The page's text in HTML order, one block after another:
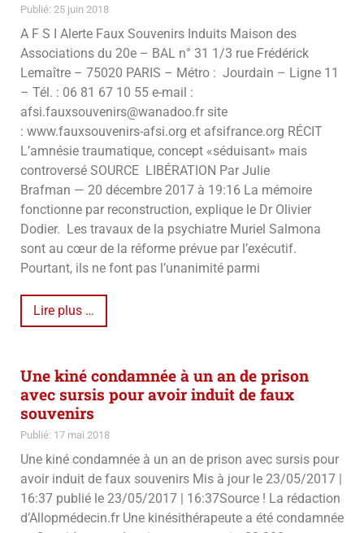
Publié: 25 juin 2018
A F S I Alerte Faux Souvenirs Induits Maison des
Associations du 20e – BAL n° 31 1/3 rue Frédérick
Lemaître – 75020 PARIS – Métro : Jourdain – Ligne 11
– Tél. : 06 81 67 10 55 e-mail :
afsi.fauxsouvenirs@wanadoo.fr site
: www.fauxsouvenirs-afsi.org et afsifrance.org RÉCIT
L’amnésie traumatique, concept «séduisant» mais
controversé SOURCE LIBÉRATION Par Julie
Brafman — 20 décembre 2017 à 19:16 La mémoire
fonctionne par reconstruction, explique le Dr Olivier
Dodier. Les travaux de la psychiatre Muriel Salmona
sont au cœur de la réforme prévue par l’exécutif.
Pourtant, ils ne font pas l’unanimité parmi
Lire plus …
Une kiné condamnée à un an de prison
avec sursis pour avoir induit de faux
souvenirs
Publié: 17 mai 2018
Une kiné condamnée à un an de prison avec sursis pour
avoir induit de faux souvenirs Mis à jour le 23/05/2017 |
16:37 publié le 23/05/2017 | 16:37Source ! La rédaction
d’Allopmédecin.fr Une kinésithérapeute a été condamnée